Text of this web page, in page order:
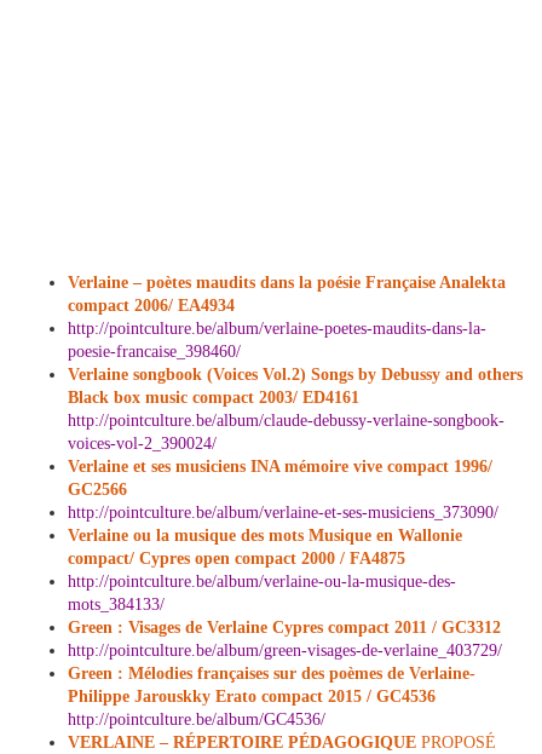
Verlaine – poètes maudits dans la poésie Française Analekta
compact 2006/ EA4934
http://pointculture.be/album/verlaine-poetes-maudits-dans-la-
poesie-francaise_398460/
Verlaine songbook (Voices Vol.2) Songs by Debussy and others
Black box music compact 2003/ ED4161
http://pointculture.be/album/claude-debussy-verlaine-songbook-
voices-vol-2_390024/
Verlaine et ses musiciens INA mémoire vive compact 1996/
GC2566
http://pointculture.be/album/verlaine-et-ses-musiciens_373090/
Verlaine ou la musique des mots Musique en Wallonie
compact/ Cypres open compact 2000 / FA4875
http://pointculture.be/album/verlaine-ou-la-musique-des-
mots_384133/
Green : Visages de Verlaine Cypres compact 2011 / GC3312
http://pointculture.be/album/green-visages-de-verlaine_403729/
Green : Mélodies françaises sur des poèmes de Verlaine-
Philippe Jarouskky Erato compact 2015 / GC4536
http://pointculture.be/album/GC4536/
VERLAINE – RÉPERTOIRE PÉDAGOGIQUE PROPOSÉ